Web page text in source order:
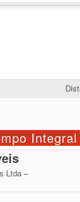
Integral
Ltda –